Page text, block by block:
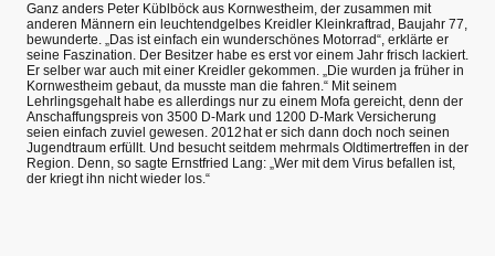
Ganz anders Peter Küblböck aus Kornwestheim, der zusammen mit
anderen Männern ein leuchtendgelbes Kreidler Kleinkraftrad, Baujahr 77,
bewunderte. „Das ist einfach ein wunderschönes Motorrad“, erklärte er
seine Faszination. Der Besitzer habe es erst vor einem Jahr frisch lackiert.
Er selber war auch mit einer Kreidler gekommen. „Die wurden ja früher in
Kornwestheim gebaut, da musste man die fahren.“ Mit seinem
Lehrlingsgehalt habe es allerdings nur zu einem Mofa gereicht, denn der
Anschaffungspreis von 3500 D-Mark und 1200 D-Mark Versicherung
seien einfach zuviel gewesen. 2012 hat er sich dann doch noch seinen
Jugendtraum erfüllt. Und besucht seitdem mehrmals Oldtimertreffen in der
Region. Denn, so sagte Ernstfried Lang: „Wer mit dem Virus befallen ist,
der kriegt ihn nicht wieder los.“